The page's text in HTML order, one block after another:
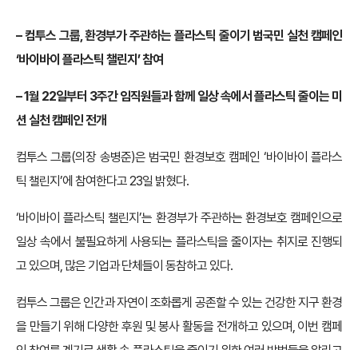
–컴투스 그룹, 환경부가 주관하는 플라스틱 줄이기 범국민 실천 캠페인
‘바이바이 플라스틱 챌린지’ 참여
– 1월 22일부터 3주간 임직원들과 함께 일상 속에서 플라스틱 줄이는 미
션 실천 캠페인 전개
컴투스 그룹(의장 송병준)은 범국민 환경보호 캠페인 ‘바이바이 플라스
틱 챌린지’에 참여한다고 23일 밝혔다.
‘바이바이 플라스틱 챌린지’는 환경부가 주관하는 환경보호 캠페인으로
일상 속에서 불필요하게 사용되는 플라스틱을 줄이자는 취지로 진행되
고 있으며, 많은 기업과 단체들이 동참하고 있다.
컴투스 그룹은 인간과 자연이 조화롭게 공존할 수 있는 건강한 지구 환경
을 만들기 위해 다양한 후원 및 봉사 활동을 전개하고 있으며, 이번 캠페